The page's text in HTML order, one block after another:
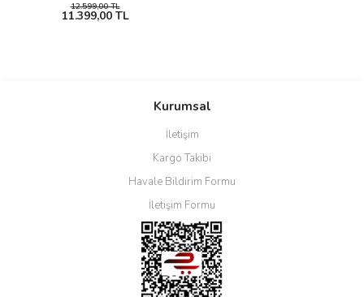
12.599,00 TL
11.399,00 TL
Kurumsal
İletişim
Kargo Takibi
Havale Bildirim Formu
İletişim Formu